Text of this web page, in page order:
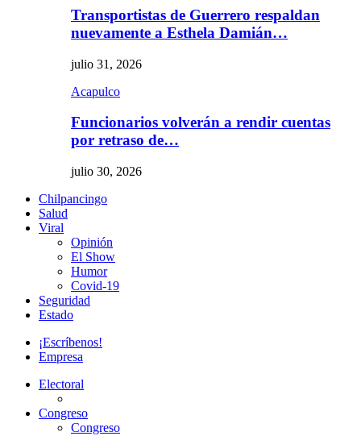
Transportistas de Guerrero respaldan
nuevamente a Esthela Damián…
julio 31, 2026
Acapulco
Funcionarios volverán a rendir cuentas
por retraso de…
julio 30, 2026
Chilpancingo
Salud
Viral
Opinión
El Show
Humor
Covid-19
Seguridad
Estado
¡Escríbenos!
Empresa
Electoral
Congreso
Congreso